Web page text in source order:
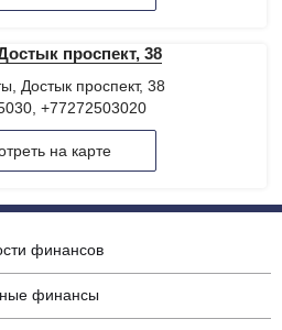
проспект, 38
Достык проспект, 38
+77272503020
на карте
финансов
финансы